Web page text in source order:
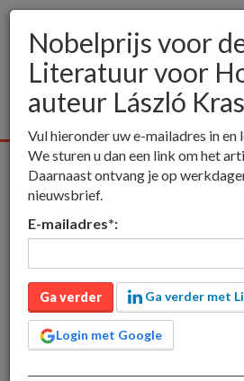
Alle media Publieksmedia
inct Publieksmedia
Hongaarse auteur László Krasznahorkai
Nobelprijs voor
Literatuur voor
Hongaarse
Krasznahorkai
Nobelprijs voor
Literatuur voor
auteur László
Vul hieronder uw e-mailadres in
We sturen u dan een link om het
Daarnaast ontvang je op
nieuwsbrief.
E-mailadres*:
Ga verder Ga verder met
Login met Google